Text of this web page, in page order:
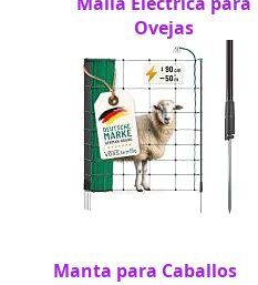
Ovejas
Manta para Caballos